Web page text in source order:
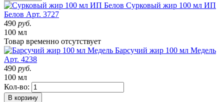
Сурковый жир 100 мл ИП
Белов Арт. 3727
490 руб.
100 мл
Товар временно отсутствует
Барсучий жир 100 мл Медель
Арт. 4238
490 руб.
100 мл
Кол-во:
В корзину